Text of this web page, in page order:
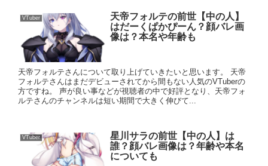
VTuber
天帝フォルテの前世【中の人】
はだーくぱかぴーん？顔バレ画
像は？本名や年齢も
天帝フォルテさんについて取り上げていきたいと思います。 天帝
フォルテさんはまだデビューされてから間もない人気のVTuberの
方ですね。 声が良い事などが視聴者の中で好評となり、天帝フォ
ルテさんのチャンネルは短い期間で大きく伸びて...
VTuber
星川サラの前世【中の人】は
誰？顔バレ画像は？年齢や本名
についても